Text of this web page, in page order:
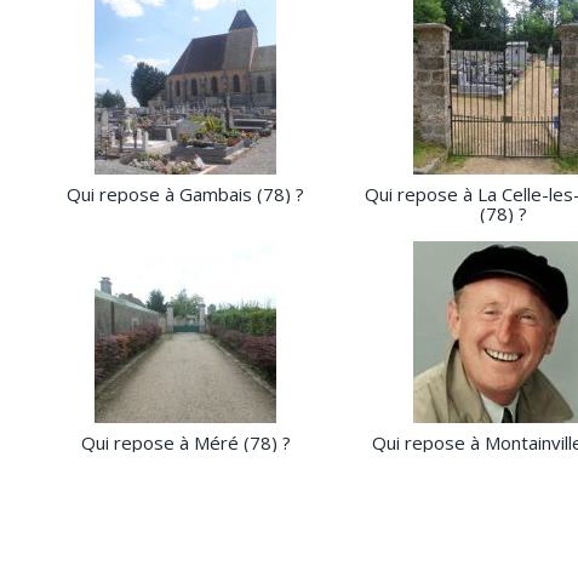
Qui repose à Gambais (78) ?
Qui repose à La Celle-
(78) ?
Qui repose à Méré (78) ? Qui repose à